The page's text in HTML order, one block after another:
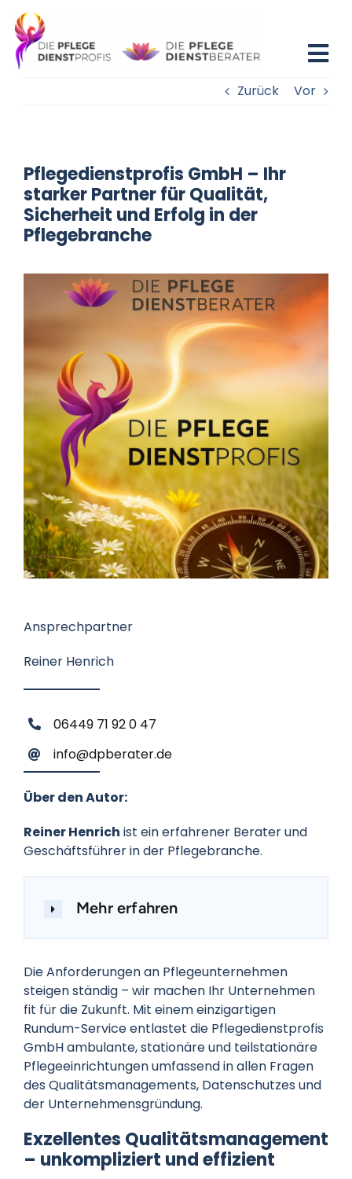
Zum
Inhalt
springen
Existenzgründung
Beratung
Fortbildung
Partner
Datenschutz
Kontakt
Zurück Vor
Pflegedienstprofis GmbH – Ihr
starker Partner für Qualität,
Sicherheit und Erfolg in der
Pflegebranche
Ansprechpartner
Reiner Henrich
06449 71 92 0 47
info@dpberater.de
Über den Autor:
Reiner Henrich ist ein erfahrener Berater und
Geschäftsführer in der Pflegebranche.
Mehr erfahren
Die Anforderungen an Pflegeunternehmen
steigen ständig – wir machen Ihr Unternehmen
fit für die Zukunft. Mit einem einzigartigen
Rundum-Service entlastet die Pflegedienstprofis
GmbH ambulante, stationäre und teilstationäre
Pflegeeinrichtungen umfassend in allen Fragen
des Qualitätsmanagements, Datenschutzes und
der Unternehmensgründung.
Exzellentes Qualitätsmanagement
– unkompliziert und effizient